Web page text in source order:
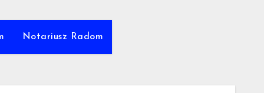
Notariusz Radom